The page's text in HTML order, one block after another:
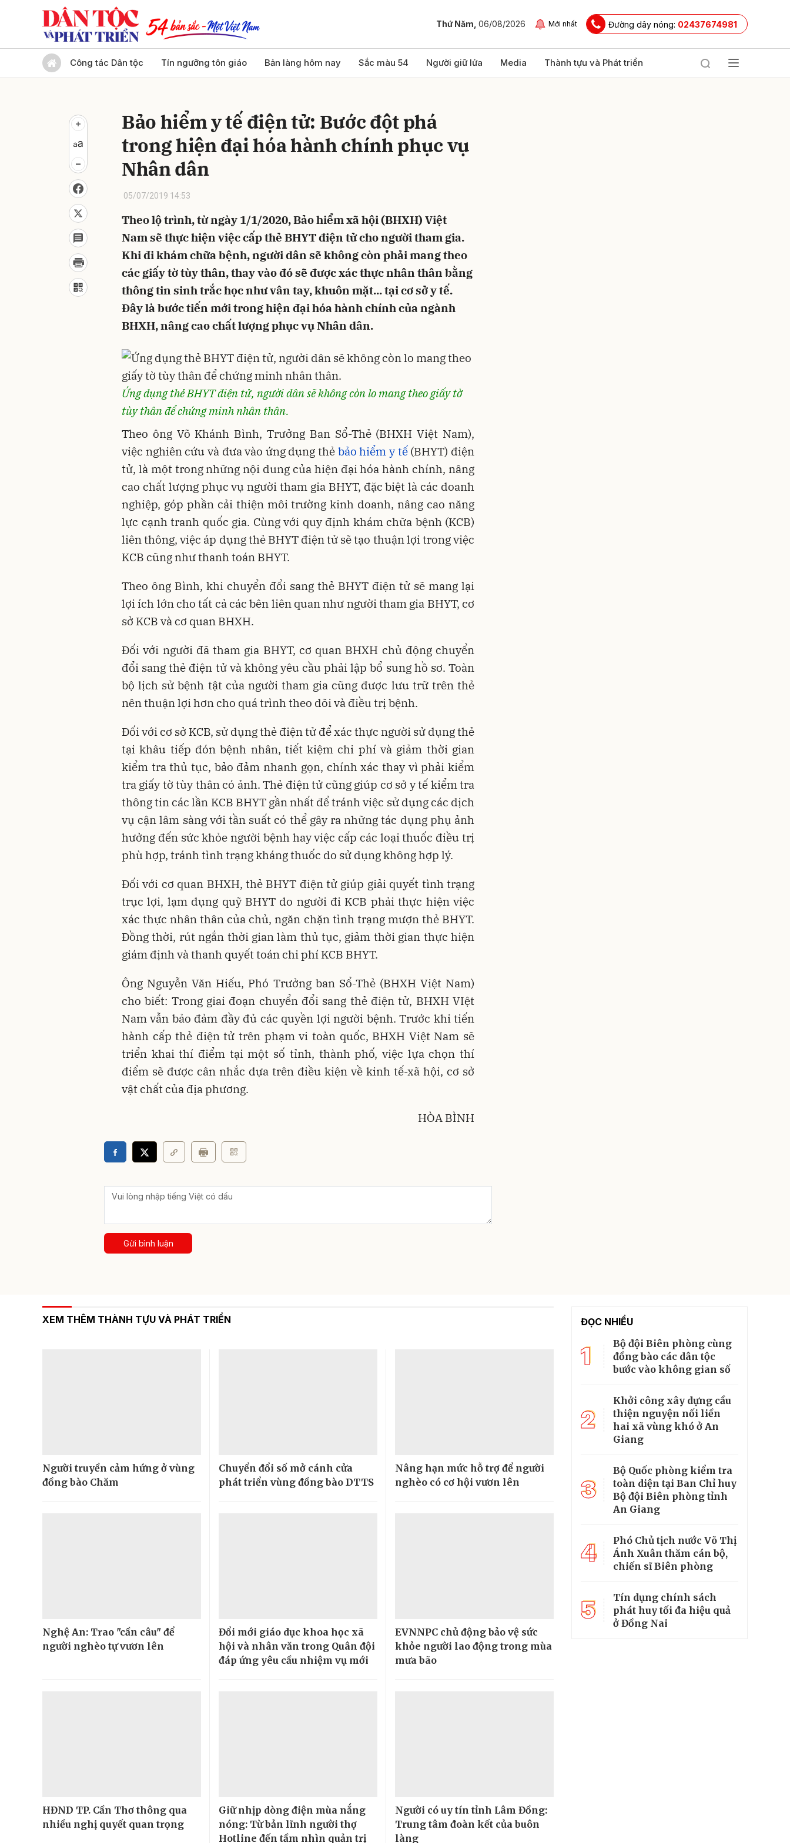
Thứ Năm, 06/08/2026 Mới nhất Đường dây nóng: 02437674981
Công tác Dân tộc Tín ngưỡng tôn giáo Bản làng hôm nay Sắc màu 54 Người giữ lửa Media Thành tựu và Phát triển
Bảo hiểm y tế điện tử: Bước đột phá
trong hiện đại hóa hành chính phục vụ
Nhân dân
05/07/2019 14:53
Theo lộ trình, từ ngày 1/1/2020, Bảo hiểm xã hội (BHXH) Việt
Nam sẽ thực hiện việc cấp thẻ BHYT điện tử cho người tham gia.
Khi đi khám chữa bệnh, người dân sẽ không còn phải mang theo
các giấy tờ tùy thân, thay vào đó sẽ được xác thực nhân thân bằng
thông tin sinh trắc học như vân tay, khuôn mặt... tại cơ sở y tế.
Đây là bước tiến mới trong hiện đại hóa hành chính của ngành
BHXH, nâng cao chất lượng phục vụ Nhân dân.
Ứng dụng thẻ BHYT điện tử, người dân sẽ không còn lo mang theo giấy tờ
tùy thân để chứng minh nhân thân.
Theo ông Võ Khánh Bình, Trưởng Ban Sổ-Thẻ (BHXH Việt Nam),
việc nghiên cứu và đưa vào ứng dụng thẻ bảo hiểm y tế (BHYT) điện
tử, là một trong những nội dung của hiện đại hóa hành chính, nâng
cao chất lượng phục vụ người tham gia BHYT, đặc biệt là các doanh
nghiệp, góp phần cải thiện môi trường kinh doanh, nâng cao năng
lực cạnh tranh quốc gia. Cùng với quy định khám chữa bệnh (KCB)
liên thông, việc áp dụng thẻ BHYT điện tử sẽ tạo thuận lợi trong việc
KCB cũng như thanh toán BHYT.
Theo ông Bình, khi chuyển đổi sang thẻ BHYT điện tử sẽ mang lại
lợi ích lớn cho tất cả các bên liên quan như người tham gia BHYT, cơ
sở KCB và cơ quan BHXH.
Đối với người đã tham gia BHYT, cơ quan BHXH chủ động chuyển
đổi sang thẻ điện tử và không yêu cầu phải lập bổ sung hồ sơ. Toàn
bộ lịch sử bệnh tật của người tham gia cũng được lưu trữ trên thẻ
nên thuận lợi hơn cho quá trình theo dõi và điều trị bệnh.
Đối với cơ sở KCB, sử dụng thẻ điện tử để xác thực người sử dụng thẻ
tại khâu tiếp đón bệnh nhân, tiết kiệm chi phí và giảm thời gian
kiểm tra thủ tục, bảo đảm nhanh gọn, chính xác thay vì phải kiểm
tra giấy tờ tùy thân có ảnh. Thẻ điện tử cũng giúp cơ sở y tế kiểm tra
thông tin các lần KCB BHYT gần nhất để tránh việc sử dụng các dịch
vụ cận lâm sàng với tần suất có thể gây ra những tác dụng phụ ảnh
hưởng đến sức khỏe người bệnh hay việc cấp các loại thuốc điều trị
phù hợp, tránh tình trạng kháng thuốc do sử dụng không hợp lý.
Đối với cơ quan BHXH, thẻ BHYT điện tử giúp giải quyết tình trạng
trục lợi, lạm dụng quỹ BHYT do người đi KCB phải thực hiện việc
xác thực nhân thân của chủ, ngăn chặn tình trạng mượn thẻ BHYT.
Đồng thời, rút ngắn thời gian làm thủ tục, giảm thời gian thực hiện
giám định và thanh quyết toán chi phí KCB BHYT.
Ông Nguyễn Văn Hiếu, Phó Trưởng ban Sổ-Thẻ (BHXH Việt Nam)
cho biết: Trong giai đoạn chuyển đổi sang thẻ điện tử, BHXH VIệt
Nam vẫn bảo đảm đầy đủ các quyền lợi người bệnh. Trước khi tiến
hành cấp thẻ điện tử trên phạm vi toàn quốc, BHXH Việt Nam sẽ
triển khai thí điểm tại một số tỉnh, thành phố, việc lựa chọn thí
điểm sẽ được cân nhắc dựa trên điều kiện về kinh tế-xã hội, cơ sở
vật chất của địa phương.
HÒA BÌNH
Gửi bình luận
XEM THÊM THÀNH TỰU VÀ PHÁT TRIỂN
Người truyền cảm hứng ở vùng
đồng bào Chăm
Chuyển đổi số mở cánh cửa
phát triển vùng đồng bào DTTS
Nâng hạn mức hỗ trợ để người
nghèo có cơ hội vươn lên
Nghệ An: Trao "cần câu" để
người nghèo tự vươn lên
Đổi mới giáo dục khoa học xã
hội và nhân văn trong Quân đội
đáp ứng yêu cầu nhiệm vụ mới
EVNNPC chủ động bảo vệ sức
khỏe người lao động trong mùa
mưa bão
HĐND TP. Cần Thơ thông qua
nhiều nghị quyết quan trọng
Giữ nhịp dòng điện mùa nắng
nóng: Từ bản lĩnh người thợ
Hotline đến tầm nhìn quản trị
Người có uy tín tỉnh Lâm Đồng:
Trung tâm đoàn kết của buôn
làng
ĐỌC NHIỀU
1
Bộ đội Biên phòng cùng
đồng bào các dân tộc
bước vào không gian số
2
Khởi công xây dựng cầu
thiện nguyện nối liền
hai xã vùng khó ở An
Giang
3
Bộ Quốc phòng kiểm tra
toàn diện tại Ban Chỉ huy
Bộ đội Biên phòng tỉnh
An Giang
4
Phó Chủ tịch nước Võ Thị
Ánh Xuân thăm cán bộ,
chiến sĩ Biên phòng
5
Tín dụng chính sách
phát huy tối đa hiệu quả
ở Đồng Nai
Gửi bình luận